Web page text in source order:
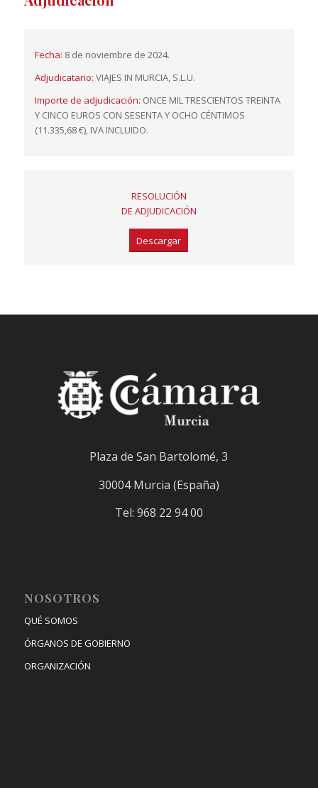
Fecha: 8 de noviembre de 2024.
Adjudicatario: VIAJES IN MURCIA, S.L.U.
Importe de adjudicación: ONCE MIL TRESCIENTOS TREINTA
Y CINCO EUROS CON SESENTA Y OCHO CÉNTIMOS
(11.335,68 €), IVA INCLUIDO.
RESOLUCIÓN
DE ADJUDICACIÓN
Descargar
Plaza de San Bartolomé, 3
30004 Murcia (España)
Tel: 968 22 94 00
NOSOTROS
QUÉ SOMOS
ÓRGANOS DE GOBIERNO
ORGANIZACIÓN